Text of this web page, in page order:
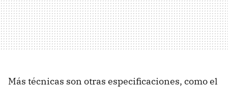
Más técnicas son otras especificaciones, como el